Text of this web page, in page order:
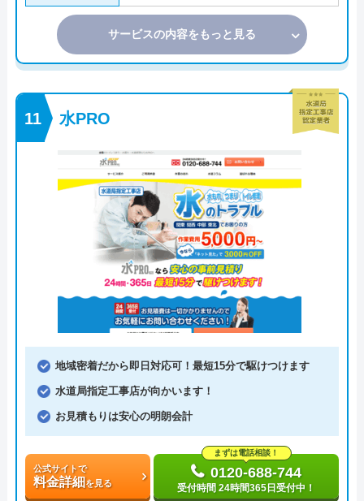
サービスの内容をもっと見る
水PRO
地域密着だから即日対応可！最短15分で駆けつけます
水道局指定工事店が向かいます！
お見積もりは安心の明朗会計
公式サイトで
料金詳細を見る
まずは電話相談！
0120-688-744
受付時間 24時間365日受付中！